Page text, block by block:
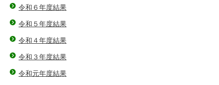
令和６年度結果
令和５年度結果
令和４年度結果
令和３年度結果
令和元年度結果